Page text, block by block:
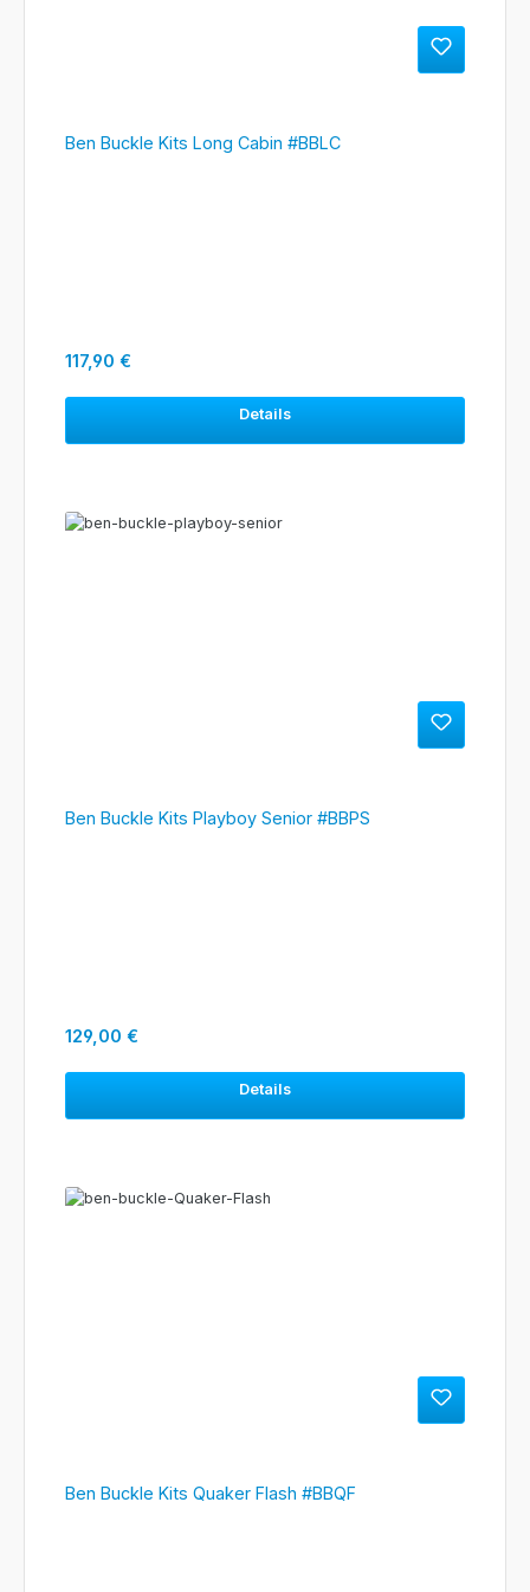
Ben Buckle Kits Long Cabin #BBLC
Regulärer Preis:
117,90 €
Details
Ben Buckle Kits Playboy Senior #BBPS
Regulärer Preis:
129,00 €
Details
Ben Buckle Kits Quaker Flash #BBQF